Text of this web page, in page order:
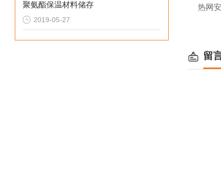
聚氨酯保温材料储存
2019-05-27
热网
留